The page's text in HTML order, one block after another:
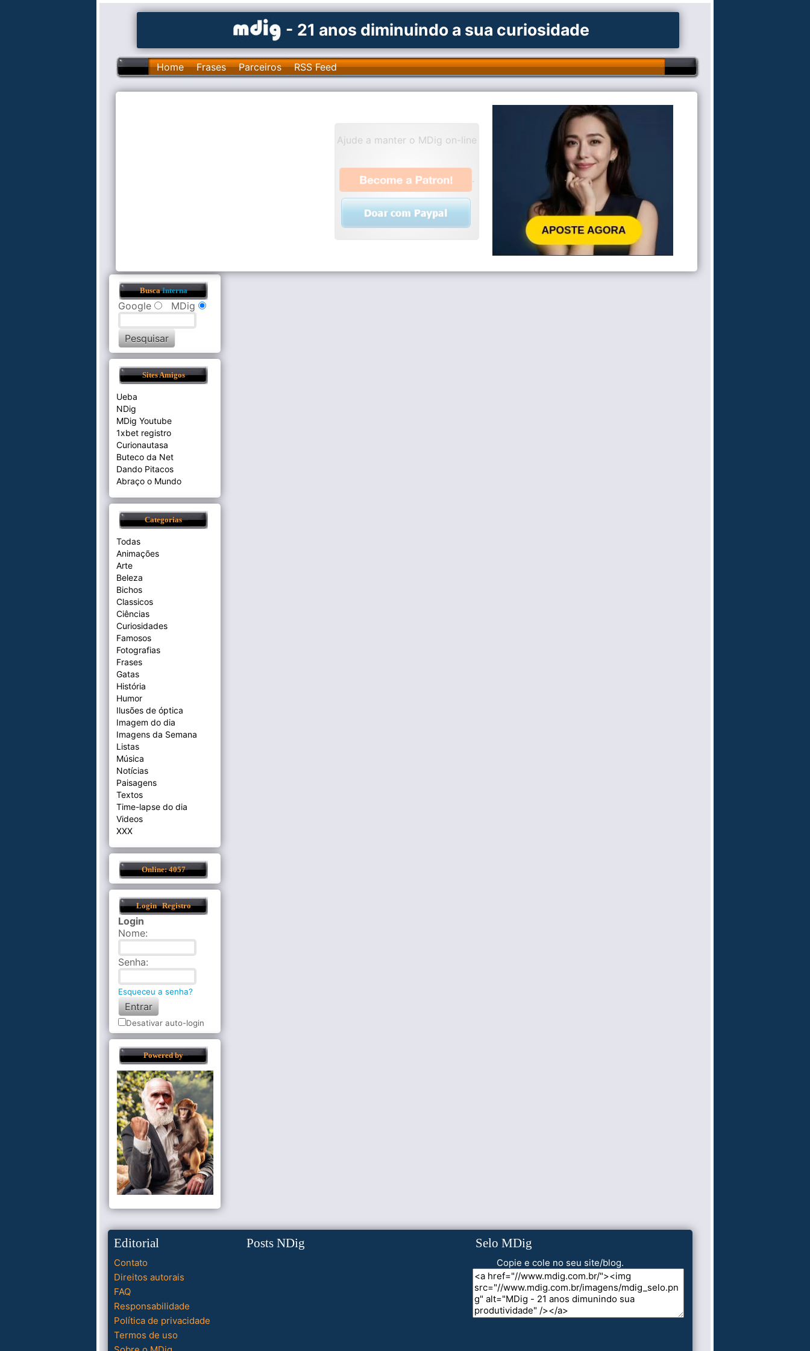
- 21 anos diminuindo a sua curiosidade
Home Frases Parceiros RSS Feed
Ajude a manter o MDig on-line
.
BuscaInterna
Google MDig
Sites Amigos
Ueba
NDig
MDig Youtube
1xbet registro
Curionautasa
Buteco da Net
Dando Pitacos
Abraço o Mundo
Categorias
Todas
Animações
Arte
Beleza
Bichos
Classicos
Ciências
Curiosidades
Famosos
Fotografias
Frases
Gatas
História
Humor
Ilusões de óptica
Imagem do dia
Imagens da Semana
Listas
Música
Notícias
Paisagens
Textos
Time-lapse do dia
Videos
XXX
Online: 4057
Login Registro
Login
Nome:
Senha:
Esqueceu a senha?
Desativar auto-login
Powered by
Editorial
Contato
Direitos autorais
FAQ
Responsabilidade
Política de privacidade
Termos de uso
Posts NDig Selo MDig
Copie e cole no seu site/blog.